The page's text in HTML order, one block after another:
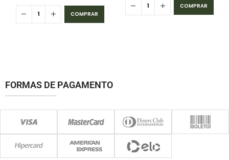
COMPRAR
COMPRAR
FORMAS DE PAGAMENTO